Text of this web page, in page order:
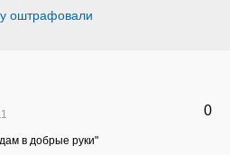
оштрафовали
0
в добрые руки"